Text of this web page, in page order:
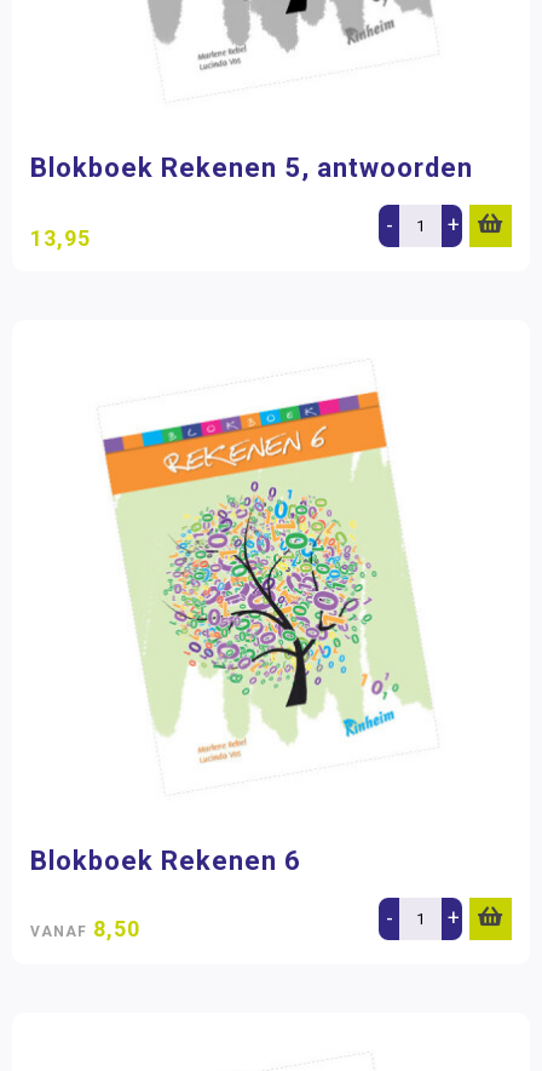
Blokboek Rekenen 5, antwoorden
13,95 - +
Blokboek Rekenen 6
VANAF 8,50 - +